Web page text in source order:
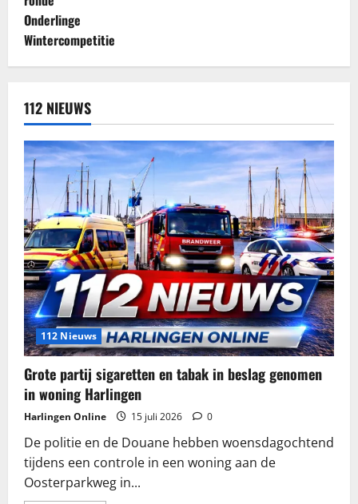
112 NIEUWS
112 Nieuws
Grote partij sigaretten en tabak in beslag genomen
in woning Harlingen
Harlingen Online 15 juli 2026 0
De politie en de Douane hebben woensdagochtend
tijdens een controle in een woning aan de
Oosterparkweg in...